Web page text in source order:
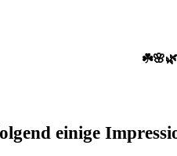
☘️🌸🌿
einige